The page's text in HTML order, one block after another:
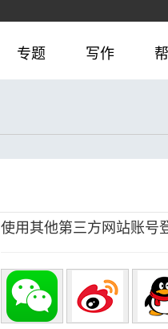
专题 写作
使用其他第三方网站账号